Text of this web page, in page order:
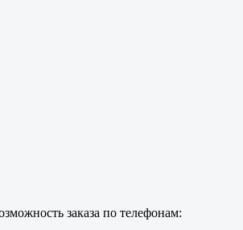
заказа по телефонам: